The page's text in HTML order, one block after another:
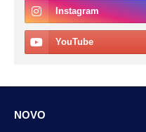
NOVO